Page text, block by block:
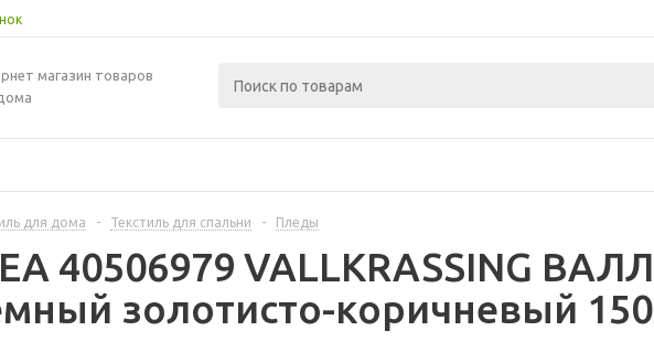
магазин товаров
для дома - Текстиль для спальни - Пледы
40506979 VALLKRASSING
золотисто-коричневый